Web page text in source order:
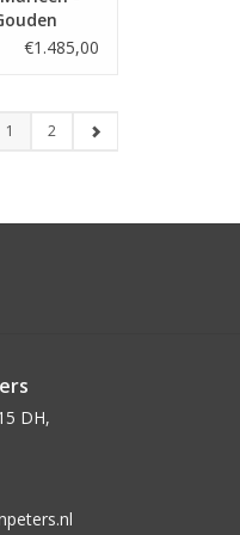
collier -
€1.485,00
1 2
DH,